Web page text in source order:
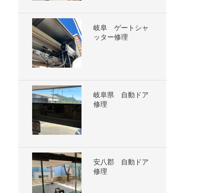
岐阜 ゲートシャ
ッター修理
岐阜県 自動ドア
修理
安八郡 自動ドア
修理